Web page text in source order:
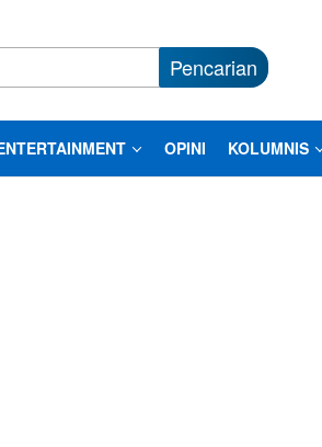
Pencarian
OPINI KOLUMNIS